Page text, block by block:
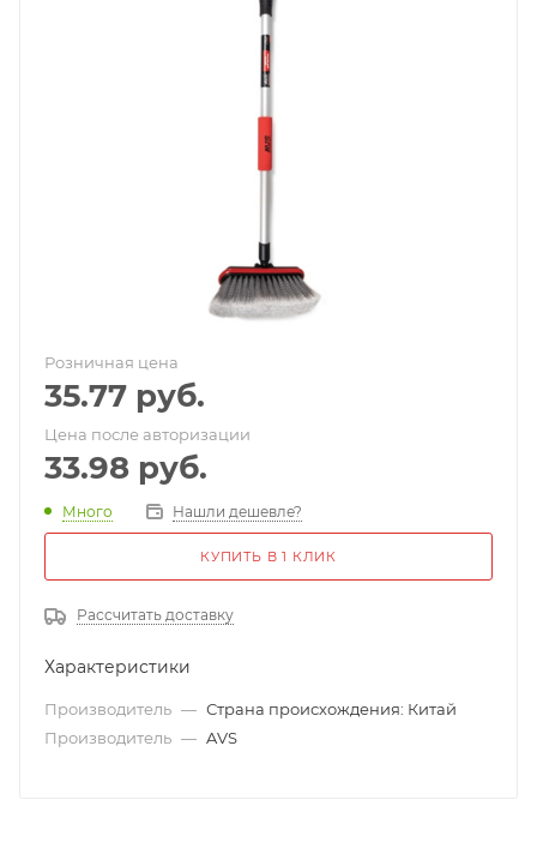
Розничная цена
35.77 руб.
Цена после авторизации
33.98 руб.
Много Нашли дешевле?
КУПИТЬ В 1 КЛИК
Рассчитать доставку
Характеристики
Производитель — Страна происхождения: Китай
Производитель — AVS